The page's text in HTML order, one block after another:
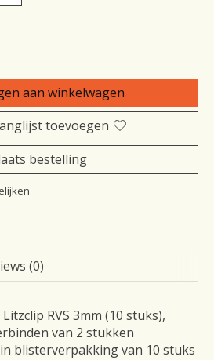
aan winkelwagen
toevoegen
bestelling
(0)
RVS 3mm (10 stuks),
van 2 stukken
blisterverpakking van 10 stuks